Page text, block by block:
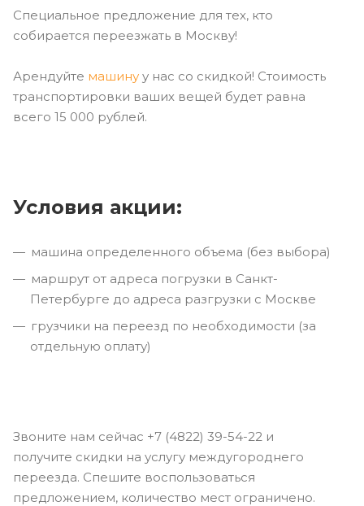
Специальное предложение для тех, кто
собирается переезжать в Москву!
Арендуйте машину у нас со скидкой! Стоимость
транспортировки ваших вещей будет равна
всего 15 000 рублей.
Условия акции:
машина определенного объема (без выбора)
маршрут от адреса погрузки в Санкт-
Петербурге до адреса разгрузки с Москве
грузчики на переезд по необходимости (за
отдельную оплату)
Звоните нам сейчас +7 (4822) 39-54-22 и
получите скидки на услугу междугороднего
переезда. Спешите воспользоваться
предложением, количество мест ограничено.